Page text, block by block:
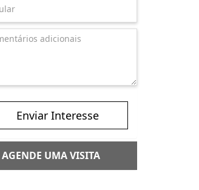
Enviar Interesse
AGENDE UMA VISITA